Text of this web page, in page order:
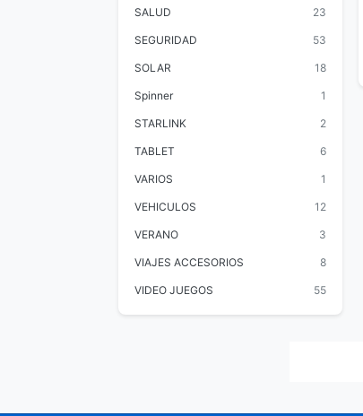
SALUD 23
SEGURIDAD 53
SOLAR 18
Spinner 1
STARLINK 2
TABLET 6
VARIOS 1
VEHICULOS 12
VERANO 3
VIAJES ACCESORIOS 8
VIDEO JUEGOS 55